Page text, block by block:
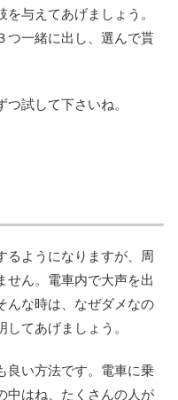
与えてあげましょう。
つ一緒に出し、選んで貰
試して下さいね。
るようになりますが、周
せん。電車内で大声を出
んな時は、なぜダメなの
てあげましょう。
良い方法です。電車に乗
中はね、たくさんの人が